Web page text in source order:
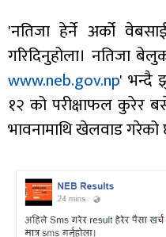
'नतिजा हेर्ने अर्को
गरिदिनुहोला। नतिजा
www.neb.gov.np' भन्दै
१२ को परीक्षाफल कुरेर
भावनामाथि खेलवाड गरेको